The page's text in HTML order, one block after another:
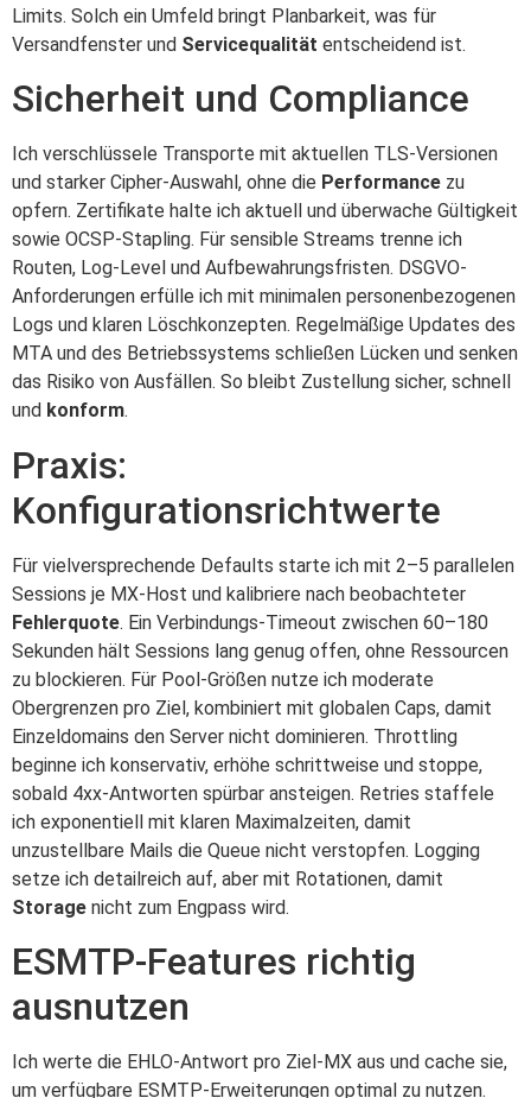
Limits. Solch ein Umfeld bringt Planbarkeit, was für
Versandfenster und Servicequalität entscheidend ist.
Sicherheit und Compliance
Ich verschlüssele Transporte mit aktuellen TLS-Versionen
und starker Cipher-Auswahl, ohne die Performance zu
opfern. Zertifikate halte ich aktuell und überwache Gültigkeit
sowie OCSP-Stapling. Für sensible Streams trenne ich
Routen, Log-Level und Aufbewahrungsfristen. DSGVO-
Anforderungen erfülle ich mit minimalen personenbezogenen
Logs und klaren Löschkonzepten. Regelmäßige Updates des
MTA und des Betriebssystems schließen Lücken und senken
das Risiko von Ausfällen. So bleibt Zustellung sicher, schnell
und konform.
Praxis:
Konfigurationsrichtwerte
Für vielversprechende Defaults starte ich mit 2–5 parallelen
Sessions je MX-Host und kalibriere nach beobachteter
Fehlerquote. Ein Verbindungs-Timeout zwischen 60–180
Sekunden hält Sessions lang genug offen, ohne Ressourcen
zu blockieren. Für Pool-Größen nutze ich moderate
Obergrenzen pro Ziel, kombiniert mit globalen Caps, damit
Einzeldomains den Server nicht dominieren. Throttling
beginne ich konservativ, erhöhe schrittweise und stoppe,
sobald 4xx-Antworten spürbar ansteigen. Retries staffele
ich exponentiell mit klaren Maximalzeiten, damit
unzustellbare Mails die Queue nicht verstopfen. Logging
setze ich detailreich auf, aber mit Rotationen, damit
Storage nicht zum Engpass wird.
ESMTP-Features richtig
ausnutzen
Ich werte die EHLO-Antwort pro Ziel-MX aus und cache sie,
um verfügbare ESMTP-Erweiterungen optimal zu nutzen.